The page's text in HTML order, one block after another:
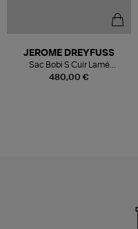
480,00 €
JEROME DREYFUSS
Sac Bobi S Cuir Lamé
Champagne